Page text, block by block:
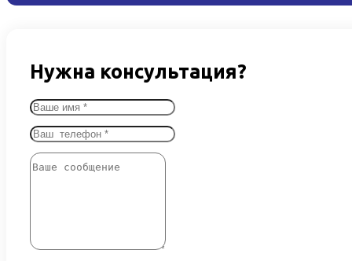
Нужна консультация?